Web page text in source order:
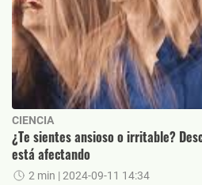
CIENCIA
¿Te sientes ansioso o irritable?
está afectando
2 min | 2024-09-11 14:34